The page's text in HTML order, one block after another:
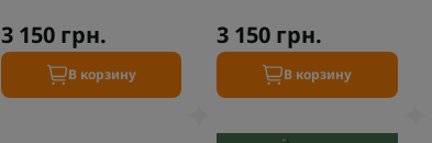
3 150 грн.
В корзину
3 150 грн.
В корзину